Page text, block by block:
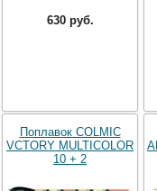
630 руб.
Поплавок COLMIC
VCTORY MULTICOLOR
10 + 2